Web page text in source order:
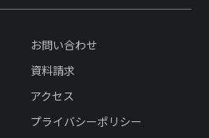
お問い合わせ
資料請求
アクセス
プライバシーポリシー